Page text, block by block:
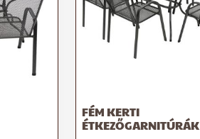
FÉM KERTI
ÉTKEZŐGARNITÚRÁK